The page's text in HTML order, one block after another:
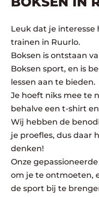
Leuk dat je interesse
trainen in Ruurlo.
Boksen is ontstaan
Boksen sport, en is
lessen aan te bieden.
Je hoeft niks mee te
behalve een t-shirt
Wij hebben de
je proefles, dus daar
denken!
Onze
om je te ontmoeten,
de sport bij te